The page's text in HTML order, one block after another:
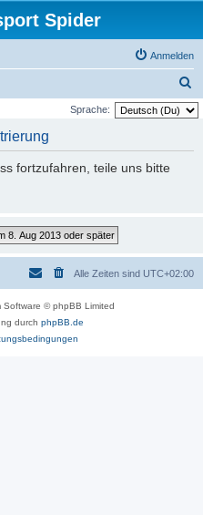
Spider
Anmelden
u
Sprache:
fortzufahren, teile uns bitte
Alle Zeiten sind UTC+02:00
Software © phpBB Limited
durch phpBB.de